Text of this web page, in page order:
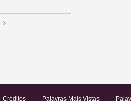
Créditos Palavras Mais Vistas